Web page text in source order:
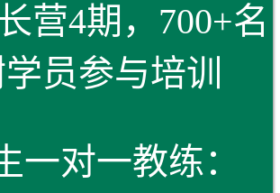
营4期，700+名
员参与培训
一对一教练：